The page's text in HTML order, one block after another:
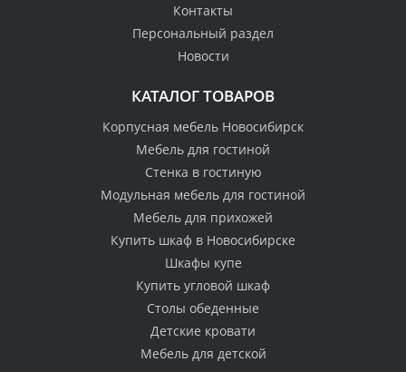
Контакты
Персональный раздел
Новости
КАТАЛОГ ТОВАРОВ
Корпусная мебель Новосибирск
Мебель для гостиной
Стенка в гостиную
Модульная мебель для гостиной
Мебель для прихожей
Купить шкаф в Новосибирске
Шкафы купе
Купить угловой шкаф
Столы обеденные
Детские кровати
Мебель для детской